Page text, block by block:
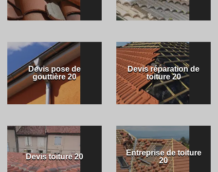
Devis pose de
gouttière 20
Devis réparation de
toiture 20
Devis toiture 20
Entreprise de toiture
20